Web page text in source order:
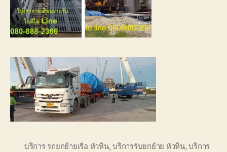
บริการ รถยกย้ายเรือ หัวหิน,บริการรับยกย้าย หัวหิน,บริการ